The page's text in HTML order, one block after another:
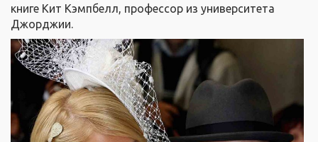
книге Кит Кэмпбелл, профессор из университета
Джорджии.